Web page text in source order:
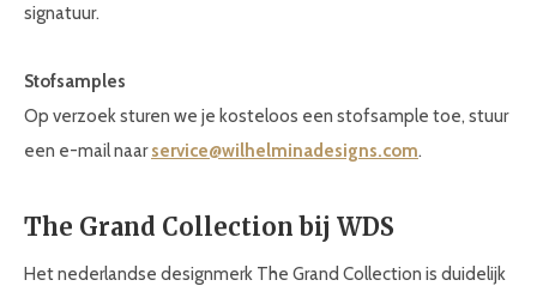
signatuur.
Stofsamples
Op verzoek sturen we je kosteloos een stofsample toe, stuur
een e-mail naarservice@wilhelminadesigns.com.
The Grand Collection bij WDS
Het nederlandse designmerk The Grand Collection is duidelijk